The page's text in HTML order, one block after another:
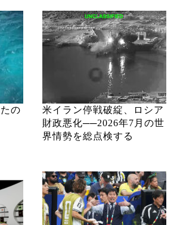
の
米イラン停戦破綻、ロシア
財政悪化──2026年7月の世
界情勢を総点検する